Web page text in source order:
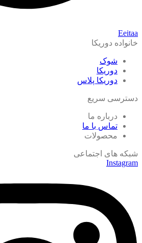
Eeitaa
خانواده دوریکا
شوک
دوریکا
دوریکا پلاس
دسترسی سریع
درباره ما
تماس با ما
محصولات
شبکه های اجتماعی
Instagram